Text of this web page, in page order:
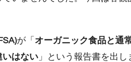
が「 オーガニック食品と通
いはない 」という報告書を出し